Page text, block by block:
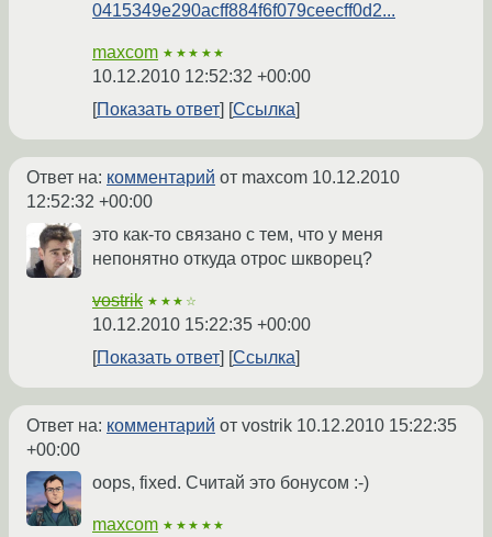
0415349e290acff884f6f079ceecff0d2...
maxcom ★★★★★
10.12.2010 12:52:32 +00:00
Показать ответ
Ссылка
Ответ на: комментарий от maxcom 10.12.2010
12:52:32 +00:00
это как-то связано с тем, что у меня
непонятно откуда отрос шкворец?
vostrik ★★★☆
10.12.2010 15:22:35 +00:00
Показать ответ
Ссылка
Ответ на: комментарий от vostrik 10.12.2010 15:22:35
+00:00
oops, fixed. Считай это бонусом :-)
maxcom ★★★★★